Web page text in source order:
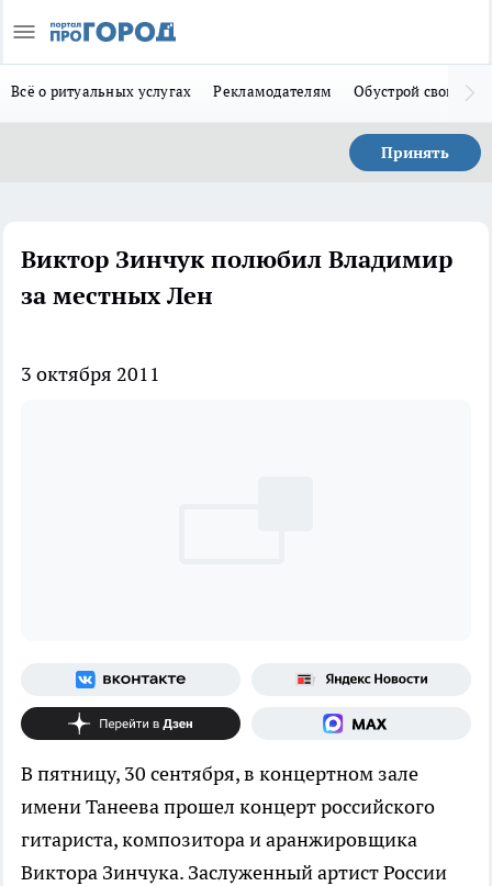
Всё о ритуальных услугах Рекламодателям Обустрой свой дом
Принять
Виктор Зинчук полюбил Владимир
за местных Лен
3 октября 2011
В пятницу, 30 сентября, в концертном зале
имени Танеева прошел концерт российского
гитариста, композитора и аранжировщика
Виктора Зинчука. Заслуженный артист России